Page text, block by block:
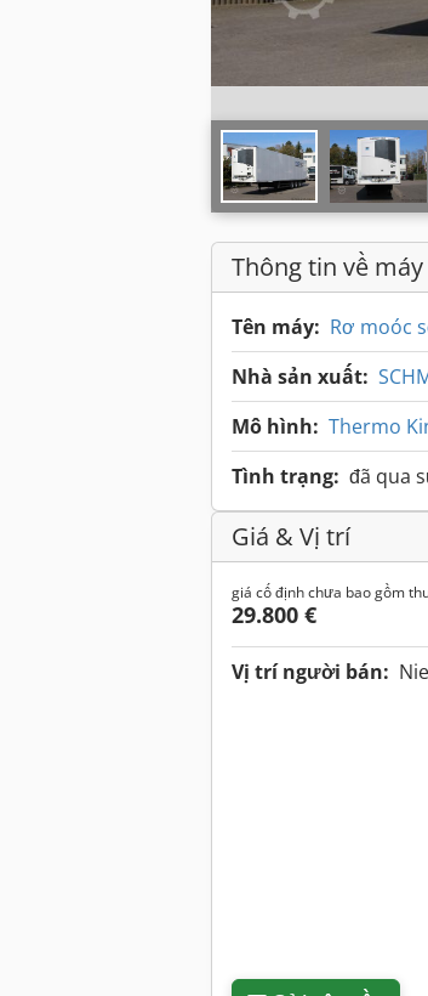
Thông tin về
Tên máy: Rơ moóc
Nhà sản xuất:
Mô hình: Thermo
Tình trạng: đã qua
Giá & Vị trí
giá cố định chưa bao gồm
29.800 €
Vị trí người bán: